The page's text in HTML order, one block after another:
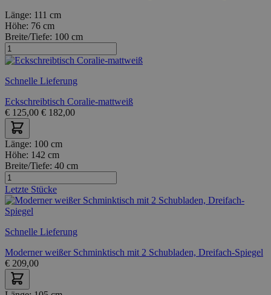
Länge: 111 cm
Höhe: 76 cm
Breite/Tiefe: 100 cm
Schnelle Lieferung
Eckschreibtisch Coralie-mattweiß
€ 125,00 € 182,00
Länge: 100 cm
Höhe: 142 cm
Breite/Tiefe: 40 cm
Letzte Stücke
Schnelle Lieferung
Moderner weißer Schminktisch mit 2 Schubladen, Dreifach-Spiegel
€ 209,00